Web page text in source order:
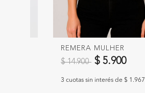
REMERA MULHER
Precio reducido de
$ 14.900 a$ 5.900
3 cuotas sin interés de $ 1.967